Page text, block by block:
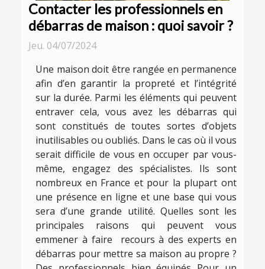
Contacter les professionnels en
débarras de maison : quoi savoir ?
Jeu. 04/07/2024
Une maison doit être rangée en permanence
afin d’en garantir la propreté et l’intégrité
sur la durée. Parmi les éléments qui peuvent
entraver cela, vous avez les débarras qui
sont constitués de toutes sortes d’objets
inutilisables ou oubliés. Dans le cas où il vous
serait difficile de vous en occuper par vous-
même, engagez des spécialistes. Ils sont
nombreux en France et pour la plupart ont
une présence en ligne et une base qui vous
sera d’une grande utilité. Quelles sont les
principales raisons qui peuvent vous
emmener à faire recours à des experts en
débarras pour mettre sa maison au propre ?